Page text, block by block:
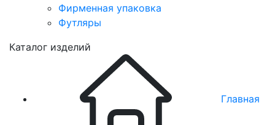
Фирменная упаковка
Футляры
Каталог изделий
Главная